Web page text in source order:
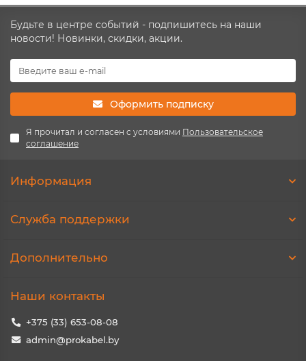
Будьте в центре событий - подпишитесь на наши
новости! Новинки, скидки, акции.
Оформить подписку
Я прочитал и согласен с условиями Пользовательское
соглашение
Информация
Служба поддержки
Дополнительно
Наши контакты
+375 (33) 653-08-08
admin@prokabel.by